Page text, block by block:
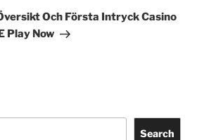
Och Första Intryck Casino
Play Now
Search